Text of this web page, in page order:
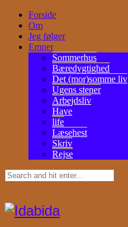
Forside
Om
Jeg følger
Emner
Sommerhus
Bæredygtighed
Det (mor)somme liv
Ugens stener
Arbejdsliv
Have
life
Læsehest
Skriv
Rejse